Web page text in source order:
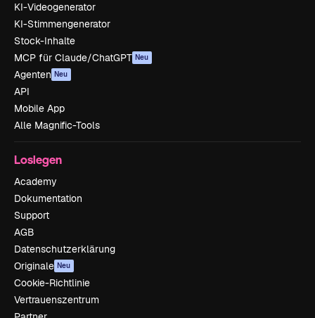
KI-Videogenerator
KI-Stimmengenerator
Stock-Inhalte
MCP für Claude/ChatGPT Neu
Agenten Neu
API
Mobile App
Alle Magnific-Tools
Loslegen
Academy
Dokumentation
Support
AGB
Datenschutzerklärung
Originale Neu
Cookie-Richtlinie
Vertrauenszentrum